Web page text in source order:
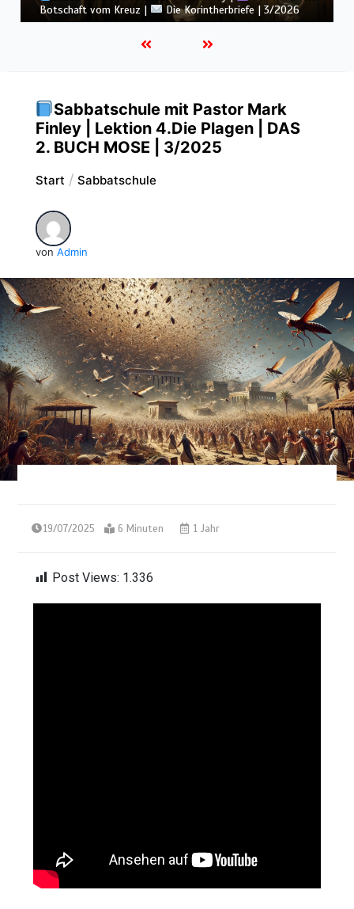
3/2026
Sabbatschule mit Pastor Mark
Finley | Lektion 4.Die Plagen | DAS
2. BUCH MOSE | 3/2025
Start Sabbatschule
von Admin
19/07/2025 6 Minuten 1 Jahr
Post Views: 1.336